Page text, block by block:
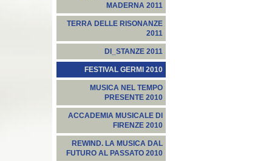
MADERNA 2011
TERRA DELLE RISONANZE
2011
DI_STANZE 2011
FESTIVAL GERMI 2010
MUSICA NEL TEMPO
PRESENTE 2010
ACCADEMIA MUSICALE DI
FIRENZE 2010
REWIND. LA MUSICA DAL
FUTURO AL PASSATO 2010